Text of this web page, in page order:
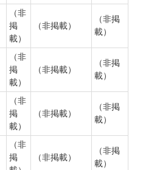
（非
掲
載）
（非掲載）
（非掲
載）
（非
掲
載）
（非掲載）
（非掲
載）
（非
掲
載）
（非掲載）
（非掲
載）
（非
掲
（非掲載）
（非掲
載）